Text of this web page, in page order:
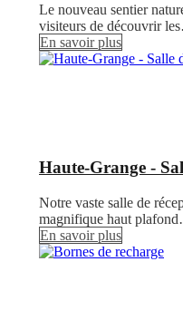
Le nouveau sentier
visiteurs de découvrir
En savoir plus
Haute-Grange -
Notre vaste salle de
magnifique haut
En savoir plus